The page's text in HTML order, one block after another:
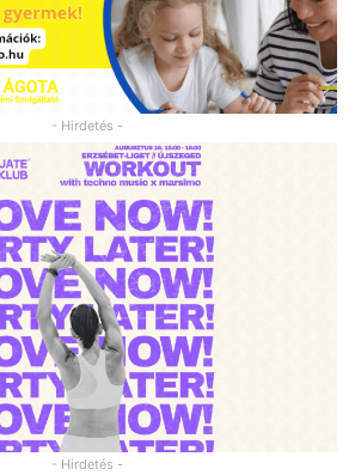
- Hirdetés -
- Hirdetés -